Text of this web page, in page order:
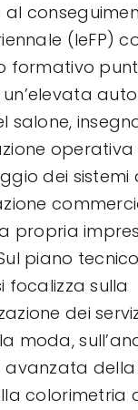
al
(IeFP)
formativo
salone,
dei sistemi
propria
piano
focalizza sulla
dei
moda,
della
colorimetria